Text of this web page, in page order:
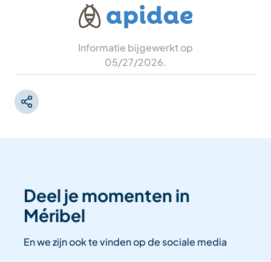
Informatie bijgewerkt op
05/27/2026.
Deel je momenten in
Méribel
En we zijn ook te vinden op de sociale media